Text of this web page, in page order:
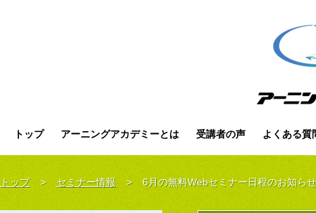
トップ アーニングアカデミーとは 受講者の声 よくある質
トップ > セミナー情報 > 6月の無料Webセミナー日程のお知らせ